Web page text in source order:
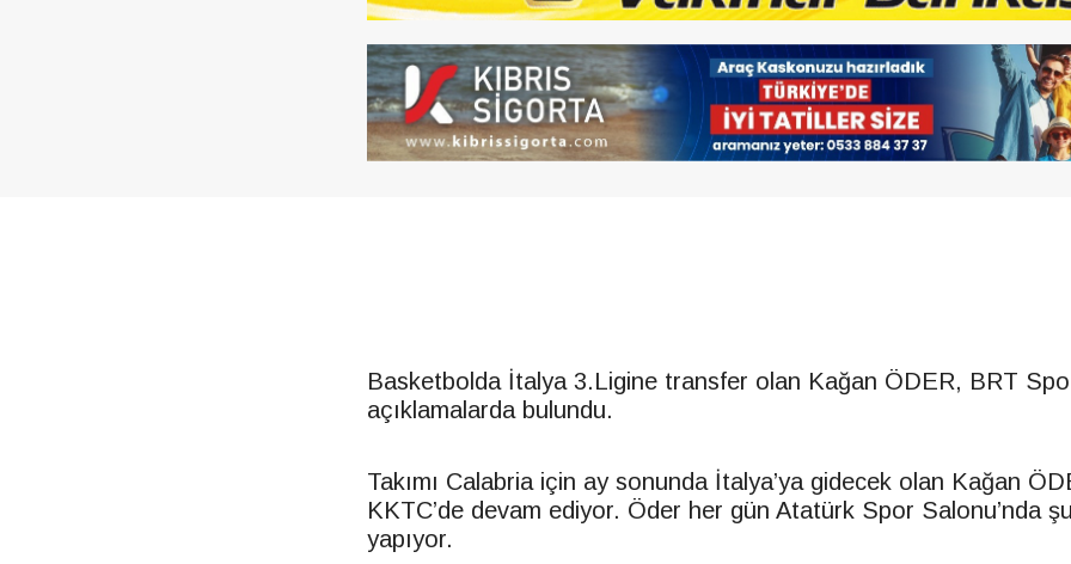
Basketbolda İtalya 3.Ligine transfer olan Kağan ÖDER, BRT
açıklamalarda bulundu.
Takımı Calabria için ay sonunda İtalya’ya gidecek olan Kağan
KKTC’de devam ediyor. Öder her gün Atatürk Spor Salonu’nda
yapıyor.